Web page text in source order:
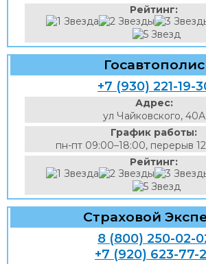
Рейтинг:
Госавтополис
+7 (930) 221-19-
Адрес:
ул Чайковского, 40А
График работы:
пн-пт 09:00–18:00, перерыв
Рейтинг:
Страховой
8 (800) 250-02-
+7 (920) 623-77-